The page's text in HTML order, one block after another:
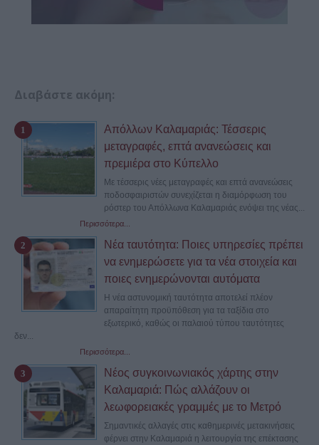
Διαβάστε ακόμη:
Απόλλων Καλαμαριάς: Τέσσερις
μεταγραφές, επτά ανανεώσεις και
πρεμιέρα στο Κύπελλο
Με τέσσερις νέες μεταγραφές και επτά ανανεώσεις
ποδοσφαιριστών συνεχίζεται η διαμόρφωση του
ρόστερ του Απόλλωνα Καλαμαριάς ενόψει της νέας...
Περισσότερα...
Νέα ταυτότητα: Ποιες υπηρεσίες πρέπει
να ενημερώσετε για τα νέα στοιχεία και
ποιες ενημερώνονται αυτόματα
Η νέα αστυνομική ταυτότητα αποτελεί πλέον
απαραίτητη προϋπόθεση για τα ταξίδια στο
εξωτερικό, καθώς οι παλαιού τύπου ταυτότητες
δεν...
Περισσότερα...
Νέος συγκοινωνιακός χάρτης στην
Καλαμαριά: Πώς αλλάζουν οι
λεωφορειακές γραμμές με το Μετρό
Σημαντικές αλλαγές στις καθημερινές μετακινήσεις
φέρνει στην Καλαμαριά η λειτουργία της επέκτασης